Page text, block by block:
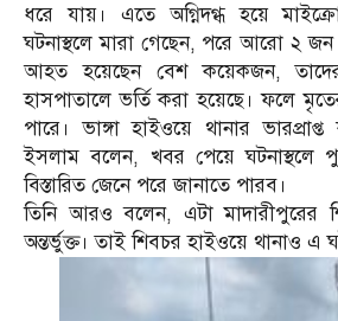
ধরে যায়। এতে অগ্নিদগ্ধ হয়ে
ঘটনাস্থলে মারা গেছেন, পরে আরো ২
আহত হয়েছেন বেশ কয়েকজন, তাদের
হাসপাতালে ভর্তি করা হয়েছে। ফলে
পারে। ভাঙ্গা হাইওয়ে থানার
ইসলাম বলেন, খবর পেয়ে ঘটনাস্থলে
বিস্তারিত জেনে পরে জানাতে পারব।
তিনি আরও বলেন, এটা মাদারীপুরের
অন্তর্ভুক্ত। তাই শিবচর হাইওয়ে থানাও এ